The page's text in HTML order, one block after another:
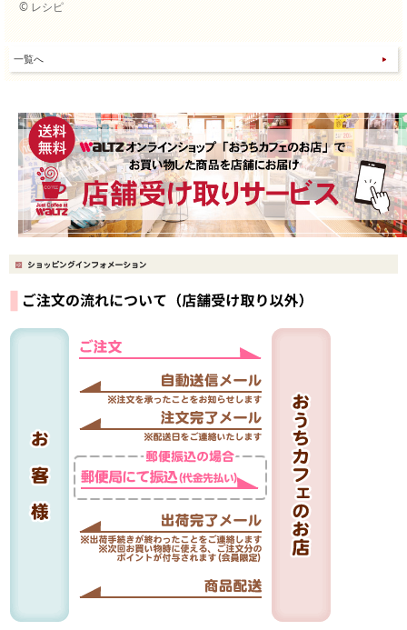
© レシピ
一覧へ